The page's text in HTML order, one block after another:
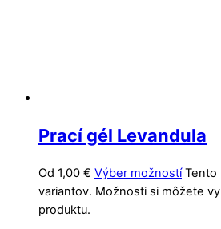
Prací gél Levandula
Od 1,00 € Výber možností Tento
variantov. Možnosti si môžete
produktu.